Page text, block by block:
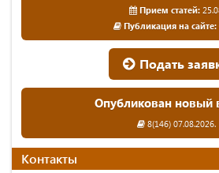
Прием статей:
Публикация на сайте:
Подать
Опубликован новый
8(146) 07.08.2026.
Контакты